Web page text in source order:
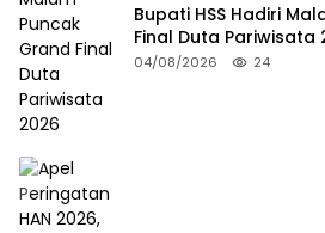
Bupati HSS Hadiri
Final Duta Pariwisata
04/08/2026 24